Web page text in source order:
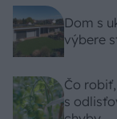
Dom s
výbere
Čo
s